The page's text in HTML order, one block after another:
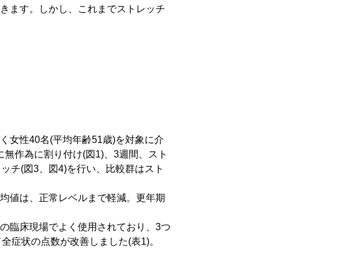
ます。しかし、これまでストレッチ
女性40名(平均年齢51歳)を対象に介
作為に割り付け(図1)、3週間、スト
チ(図3、図4)を行い、比較群はスト
値は、正常レベルまで軽減。更年期
臨床現場でよく使用されており、3つ
症状の点数が改善しました(表1)。